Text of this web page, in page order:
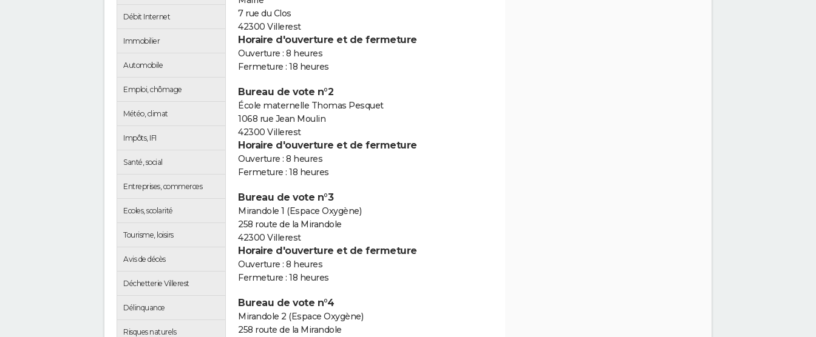
Débit Internet
Immobilier
Automobile
Emploi, chômage
Météo, climat
Impôts, IFI
Santé, social
Entreprises, commerces
Ecoles, scolarité
Tourisme, loisirs
Avis de décès
Déchetterie Villerest
Délinquance
Risques naturels
7 rue du Clos
42300 Villerest
Horaire d'ouverture et de fermeture
Ouverture : 8 heures
Fermeture : 18 heures
Bureau de vote n°2
École maternelle Thomas Pesquet
1068 rue Jean Moulin
42300 Villerest
Horaire d'ouverture et de fermeture
Ouverture : 8 heures
Fermeture : 18 heures
Bureau de vote n°3
Mirandole 1 (Espace Oxygène)
258 route de la Mirandole
42300 Villerest
Horaire d'ouverture et de fermeture
Ouverture : 8 heures
Fermeture : 18 heures
Bureau de vote n°4
Mirandole 2 (Espace Oxygène)
258 route de la Mirandole